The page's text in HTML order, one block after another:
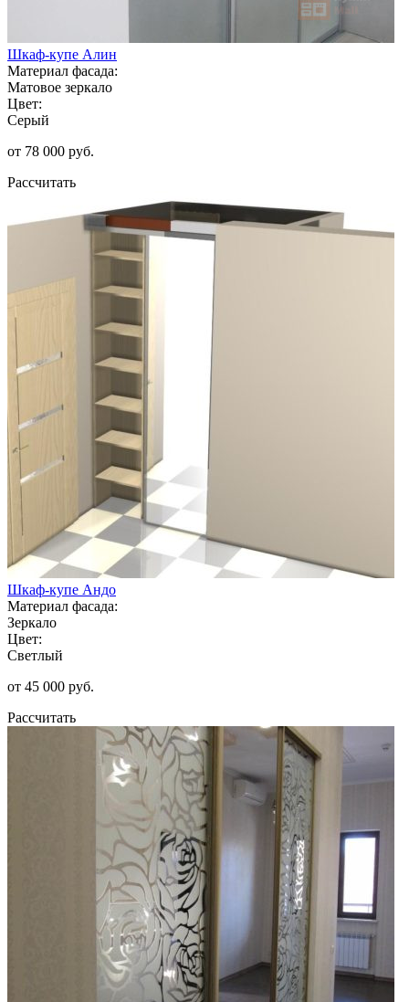
Шкаф-купе Алин
Материал фасада:
Матовое зеркало
Цвет:
Серый
от 78 000 руб.
Рассчитать
Шкаф-купе Андо
Материал фасада:
Зеркало
Цвет:
Светлый
от 45 000 руб.
Рассчитать